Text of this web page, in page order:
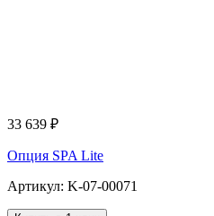
33 639 ₽
Опция SPA Lite
Артикул: K-07-00071